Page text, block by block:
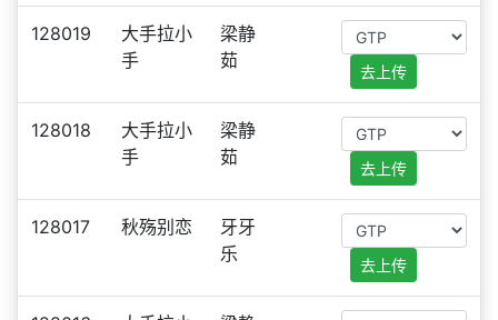
128019
大手拉小
手
梁静
茹
去上传
128018
大手拉小
手
梁静
茹
去上传
128017 秋殇别恋
牙牙
乐
去上传